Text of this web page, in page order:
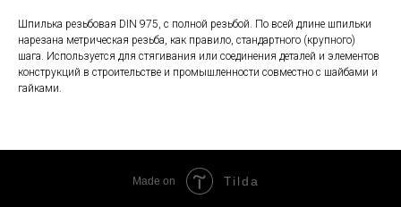
Шпилька резьбовая DIN 975, с полной резьбой. По всей длине шпильки
нарезана метрическая резьба, как правило, стандартного (крупного)
шага. Используется для стягивания или соединения деталей и элементов
конструкций в строительстве и промышленности совместно с шайбами и
гайками.
Made on Tilda